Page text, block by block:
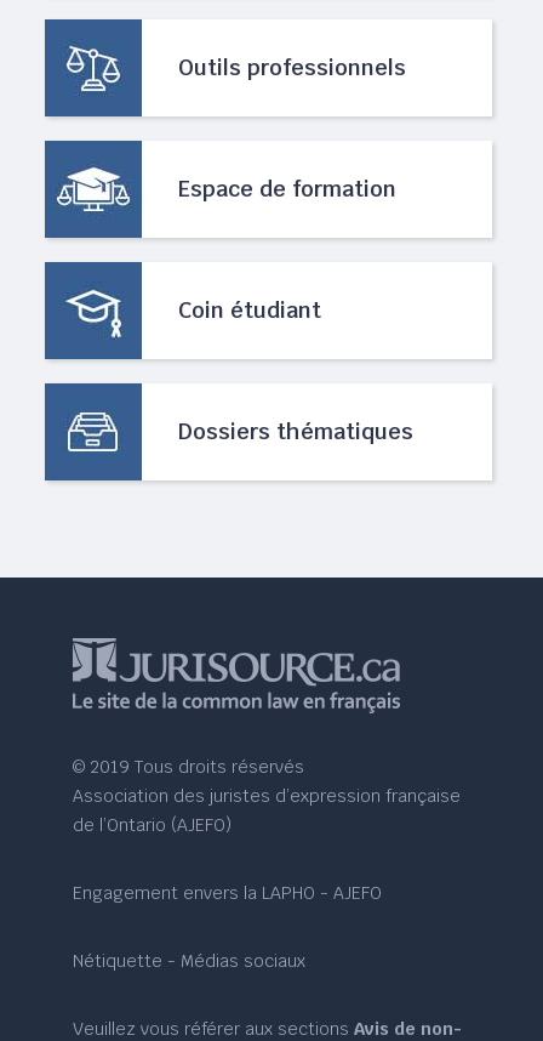
Outils professionnels
Espace de formation
Coin étudiant
Dossiers thématiques
© 2019 Tous droits réservés
Association des juristes d’expression française
de l’Ontario (AJEFO)
Engagement envers la LAPHO - AJEFO
Nétiquette - Médias sociaux
Veuillez vous référer aux sectionsAvis de non-